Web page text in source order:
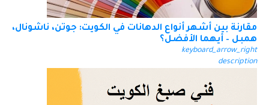
مقارنة بين أشهر أنواع الدهانات في الكويت: جوتن، ناشونال،
همبل – أيهما الأفضل؟
keyboard_arrow_right
description